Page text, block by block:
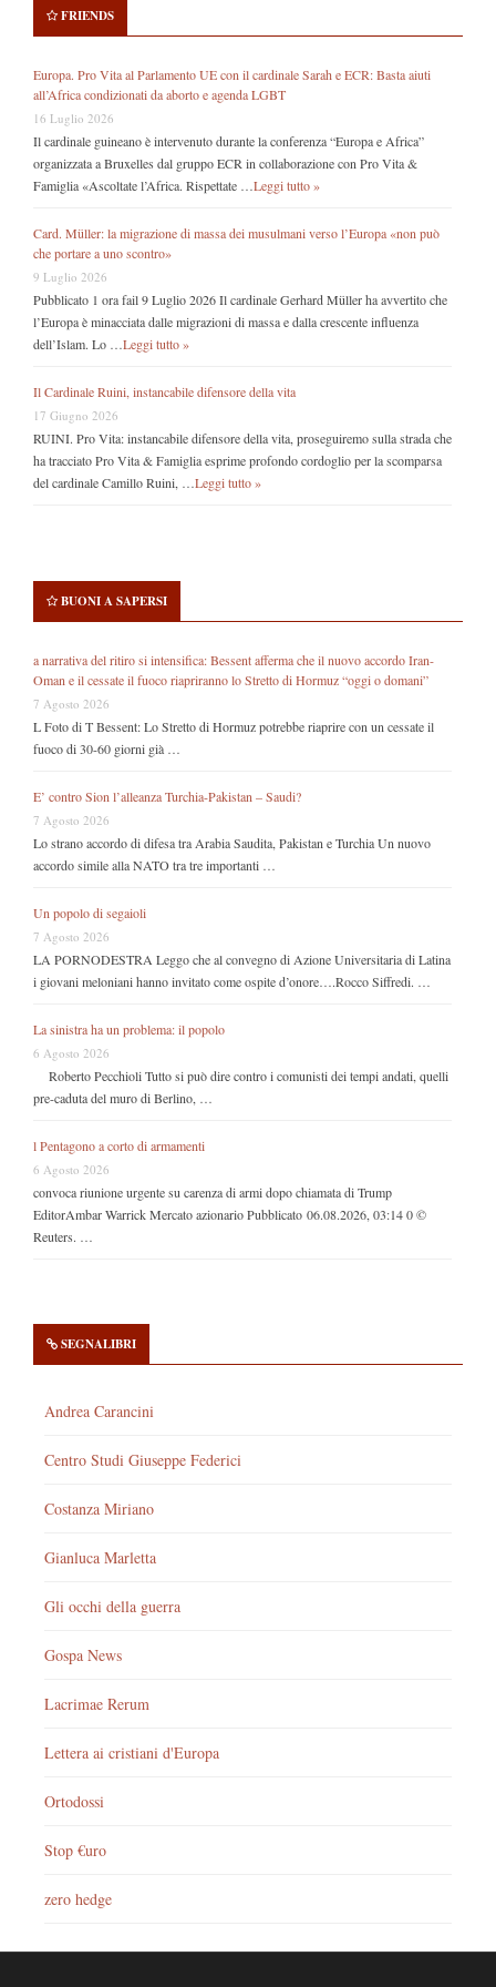
FRIENDS
Europa. Pro Vita al Parlamento UE con il cardinale Sarah e ECR: Basta aiuti
all’Africa condizionati da aborto e agenda LGBT
16 Luglio 2026
Il cardinale guineano è intervenuto durante la conferenza “Europa e Africa”
organizzata a Bruxelles dal gruppo ECR in collaborazione con Pro Vita &
Famiglia «Ascoltate l’Africa. Rispettate … Leggi tutto »
Card. Müller: la migrazione di massa dei musulmani verso l’Europa «non può
che portare a uno scontro»
9 Luglio 2026
Pubblicato 1 ora fail 9 Luglio 2026 Il cardinale Gerhard Müller ha avvertito che
l’Europa è minacciata dalle migrazioni di massa e dalla crescente influenza
dell’Islam. Lo … Leggi tutto »
Il Cardinale Ruini, instancabile difensore della vita
17 Giugno 2026
RUINI. Pro Vita: instancabile difensore della vita, proseguiremo sulla strada che
ha tracciato Pro Vita & Famiglia esprime profondo cordoglio per la scomparsa
del cardinale Camillo Ruini, … Leggi tutto »
BUONI A SAPERSI
a narrativa del ritiro si intensifica: Bessent afferma che il nuovo accordo Iran-
Oman e il cessate il fuoco riapriranno lo Stretto di Hormuz “oggi o domani”
7 Agosto 2026
L Foto di T Bessent: Lo Stretto di Hormuz potrebbe riaprire con un cessate il
fuoco di 30-60 giorni già …
E’ contro Sion l’alleanza Turchia-Pakistan – Saudi?
7 Agosto 2026
Lo strano accordo di difesa tra Arabia Saudita, Pakistan e Turchia Un nuovo
accordo simile alla NATO tra tre importanti …
Un popolo di segaioli
7 Agosto 2026
LA PORNODESTRA Leggo che al convegno di Azione Universitaria di Latina
i giovani meloniani hanno invitato come ospite d’onore….Rocco Siffredi. …
La sinistra ha un problema: il popolo
6 Agosto 2026
Roberto Pecchioli Tutto si può dire contro i comunisti dei tempi andati, quelli
pre-caduta del muro di Berlino, …
l Pentagono a corto di armamenti
6 Agosto 2026
convoca riunione urgente su carenza di armi dopo chiamata di Trump
EditorAmbar Warrick Mercato azionario Pubblicato 06.08.2026, 03:14 0 ©
Reuters. …
SEGNALIBRI
Andrea Carancini
Centro Studi Giuseppe Federici
Costanza Miriano
Gianluca Marletta
Gli occhi della guerra
Gospa News
Lacrimae Rerum
Lettera ai cristiani d'Europa
Ortodossi
Stop €uro
zero hedge